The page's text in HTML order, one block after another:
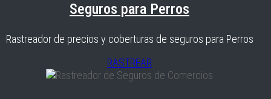
Seguros para Perros
Rastreador de precios y coberturas de seguros para Perros
RASTREAR